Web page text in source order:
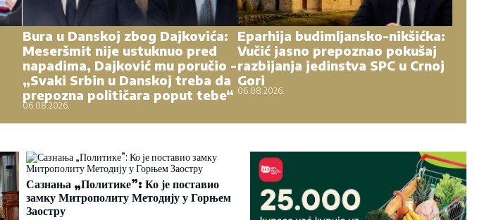
Bura u Danskoj zbog Dajkovića:
Meseršmit nije ustuknuo pred
napadima, Dajković mu poručio -
„Svaki Srbin u Danskoj treba da
prepozna političara poput tebe“
06.08.2026.
Eparhija budimljansko-nikšićka:
Vučić jasno prepoznao pokušaj
razbijanja jedinstva SPC u Crnoj
Gori
06.08.2026.
Сазнања „Политике”: Ко је поставио
замку Митрополиту Методију у Горњем
Заостру